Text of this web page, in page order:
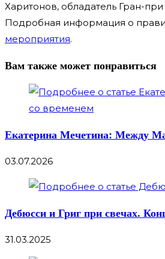
Харитонов, обладатель Гран-
Подробная информация о
мероприятия.
Вам также может понравиться
Екатерина Мечетина: Между
03.07.2026
Дебюсси и Григ при свечах.
31.03.2025